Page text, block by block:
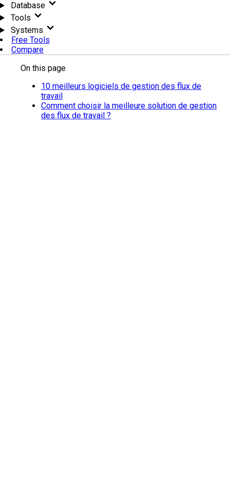
Database
Tools
Systems
Free Tools
Compare
On this page
10 meilleurs logiciels de gestion des flux de
travail
Comment choisir la meilleure solution de gestion
des flux de travail ?